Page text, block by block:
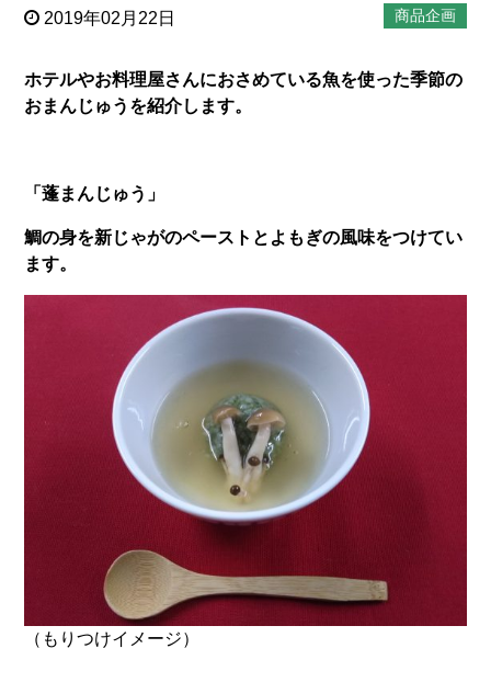
2019年02月22日 商品企画
ホテルやお料理屋さんにおさめている魚を使った季節の
おまんじゅうを紹介します。
「蓬まんじゅう」
鯛の身を新じゃがのペーストとよもぎの風味をつけてい
ます。
（もりつけイメージ）